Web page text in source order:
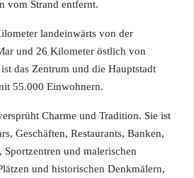
vom Strand entfernt.
landeinwärts von der
und 26 Kilometer östlich von
das Zentrum und die Hauptstadt
55.000 Einwohnern.
Charme und Tradition. Sie ist
Geschäften, Restaurants, Banken,
und malerischen
und historischen Denkmälern,